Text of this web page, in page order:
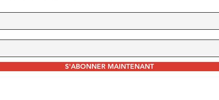
S'ABONNER MAINTENANT